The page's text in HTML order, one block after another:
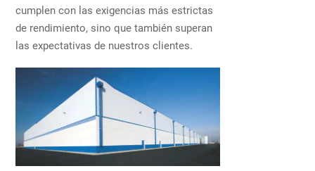
cumplen con las exigencias más estrictas
de rendimiento, sino que también superan
las expectativas de nuestros clientes.